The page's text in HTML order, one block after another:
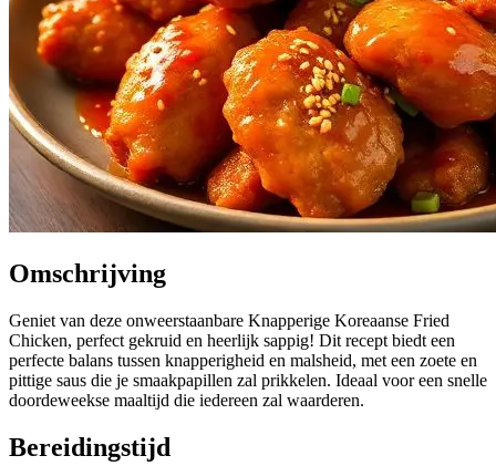
Omschrijving
Geniet van deze onweerstaanbare Knapperige Koreaanse Fried
Chicken, perfect gekruid en heerlijk sappig! Dit recept biedt een
perfecte balans tussen knapperigheid en malsheid, met een zoete en
pittige saus die je smaakpapillen zal prikkelen. Ideaal voor een snelle
doordeweekse maaltijd die iedereen zal waarderen.
Bereidingstijd